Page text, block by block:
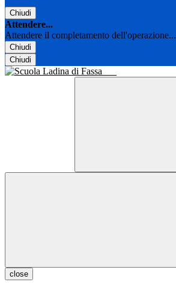
Chiudi
Attendere...
Attendere il completamento dell'operazione...
Chiudi
Chiudi
close